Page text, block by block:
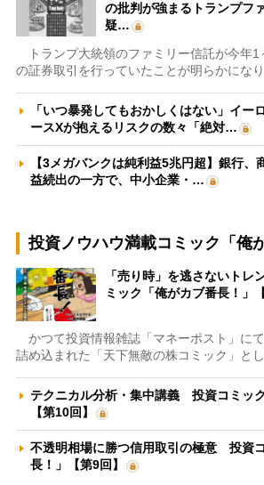
の批判が強まるトランプフ
疑…
トランプ大統領のファミリー信託が今年1
の証券取引を行っていたことが明らかにな
「いつ暴発してもおかしくはない」イー
ースXが抱えるリスクの数々「絶対…
【3メガバンクは純利益5兆円超】銀行、
益続出の一方で、中小企業・…
投資ノウハウ満載コミック「俺
「売り時」を逃さないト
ミック「俺がカブ番長！」
かつて投資情報雑誌「マネーポスト」に
詰め込まれた「天下無敵の株コミック」と
テクニカル分析・集中講義 投資コミッ
【第10回】
不透明相場に勝つ信用取引の極意 投資
長！」【第9回】